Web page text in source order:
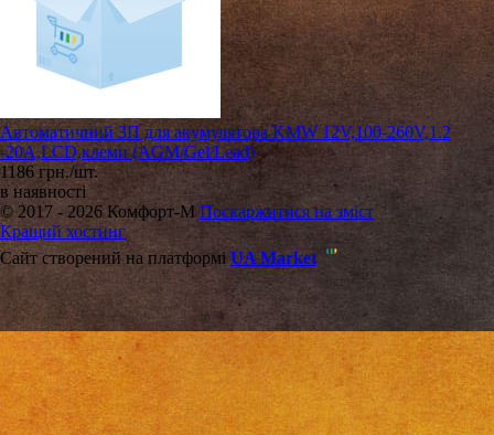
Автоматичний ЗП для акумулятора KMW 12V,100-260V,1.2
-20А,LCD,клеми (AGM/Gel/Lead)
1186 грн./шт.
в наявності
© 2017 - 2026 Комфорт-М Поскаржитися на зміст
Кращий хостинг
Сайт створений на платформі UA Market